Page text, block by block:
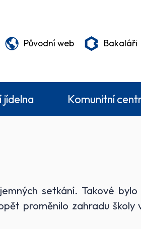
Původní web Bakaláři
jídelna Komunitní
setkání. Takové
proměnilo zahradu školy